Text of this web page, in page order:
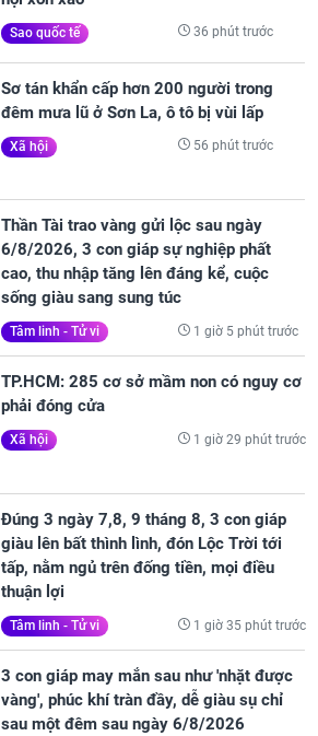
Sao quốc tế 36 phút trước
Sơ tán khẩn cấp hơn 200 người trong
đêm mưa lũ ở Sơn La, ô tô bị vùi lấp
Xã hội 56 phút trước
Thần Tài trao vàng gửi lộc sau ngày
6/8/2026, 3 con giáp sự nghiệp phất
cao, thu nhập tăng lên đáng kể, cuộc
sống giàu sang sung túc
Tâm linh - Tử vi 1 giờ 5 phút trước
TP.HCM: 285 cơ sở mầm non có nguy cơ
phải đóng cửa
Xã hội 1 giờ 29 phút trước
Đúng 3 ngày 7,8, 9 tháng 8, 3 con giáp
giàu lên bất thình lình, đón Lộc Trời tới
tấp, nằm ngủ trên đống tiền, mọi điều
thuận lợi
Tâm linh - Tử vi 1 giờ 35 phút trước
3 con giáp may mắn sau như 'nhặt được
vàng', phúc khí tràn đầy, dễ giàu sụ chỉ
sau một đêm sau ngày 6/8/2026